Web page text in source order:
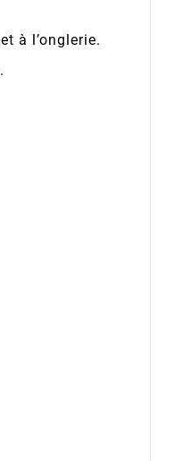
à l’onglerie.